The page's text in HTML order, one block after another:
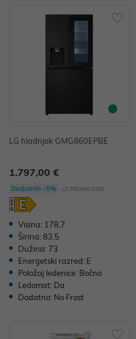
LG hladnjak GMG860EPBE
1.797,00 €
Dodatnih -5% uz PROMO KOD
Visina: 178,7
Širina: 83,5
Dužina: 73
Energetski razred: E
Položaj ledenice: Bočno
Ledomat: Da
Dodatno: No Frost